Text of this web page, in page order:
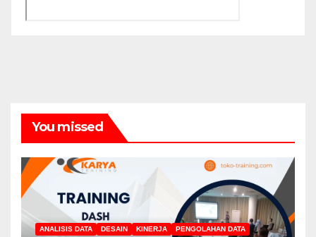
You missed
ANALISIS DATA DESAIN KINERJA PENGOLAHAN DATA